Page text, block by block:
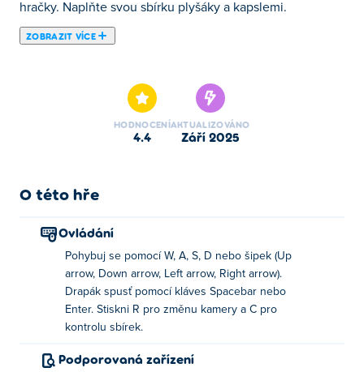
hračky. Naplňte svou sbírku plyšáky a kapslemi.
ZOBRAZIT VÍCE
získejte ty nejroztomilejší ceny – plyšáci, hračky a vzácné
poklady na vás čekají! Otestujte své dovednosti,
zdokonalte svou techniku a naplňte svou výstavní stěnu
Jak hrát Lucky Claw Machine?
Pohyb: WASD nebo klávesy se šipkami
Spusťte dráp: mezerník nebo Enter
Změňte úhel kamery: R
Zkontrolujte své sbírky: C
Kdo vytvořil Lucky Claw Machine?
HODNOCENÍ
4.4
AKTUALIZOVÁNO
září 2025
O této hře
Ovládání
Pohybuj se pomocí W, A, S, D nebo šipek (Up
arrow, Down arrow, Left arrow, Right arrow).
Drapák spusť pomocí kláves Spacebar nebo
Enter. Stiskni R pro změnu kamery a C pro
kontrolu sbírek.
Podporovaná zařízení